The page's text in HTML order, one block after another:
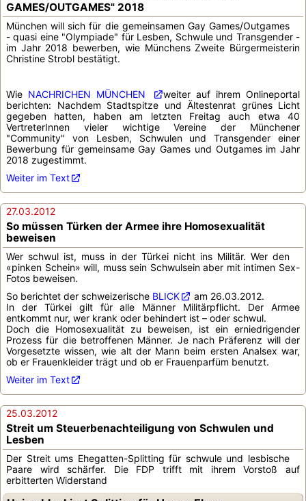
GAMES/OUTGAMES" 2018
München will sich für die gemeinsamen Gay Games/Outgames
- quasi eine "Olympiade" für Lesben, Schwule und Transgender -
im Jahr 2018 bewerben, wie Münchens Zweite Bürgermeisterin
Christine Strobl bestätigt.
Wie NACHRICHEN MÜNCHEN
weiter auf ihrem Onlineportal
berichten: Nachdem Stadtspitze und Ältestenrat grünes Licht
gegeben hatten, haben am letzten Freitag auch etwa 40
VertreterInnen vieler wichtige Vereine der Münchener
"Community" von Lesben, Schwulen und Transgender einer
Bewerbung für gemeinsame Gay Games und Outgames im Jahr
2018 zugestimmt.
Weiter im Text
27.03.2012
So müssen Türken der Armee ihre Homosexualität
beweisen
Wer schwul ist, muss in der Türkei nicht ins Militär. Wer den
«pinken Schein» will, muss sein Schwulsein aber mit intimen Sex-
Fotos beweisen.
So berichtet der schweizerische BLICK
am 26.03.2012.
In der Türkei gilt für alle Männer Militärpflicht. Der Armee
entkommt nur, wer krank oder behindert ist – oder schwul.
Doch die Homosexualität zu beweisen, ist ein erniedrigender
Prozess für die betroffenen Männer. Je nach Präferenz will der
Vorgesetzte wissen, wie alt der Mann beim ersten Analsex war,
ob er Frauenkleider trägt und ob er Frauenparfüm benutzt.
Weiter im Text
25.03.2012
Streit um Steuerbenachteiligung von Schwulen und
Lesben
Der Streit ums Ehegatten-Splitting für schwule und lesbische
Paare wird schärfer. Die FDP trifft mit ihrem Vorstoß auf
erbitterten Widerstand